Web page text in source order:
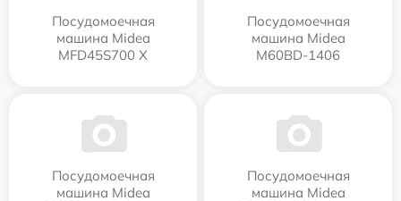
Посудомоечная
машина Midea
MFD45S700 X
Посудомоечная
машина Midea
M60BD-1406
Посудомоечная
машина Midea
Посудомоечная
машина Midea